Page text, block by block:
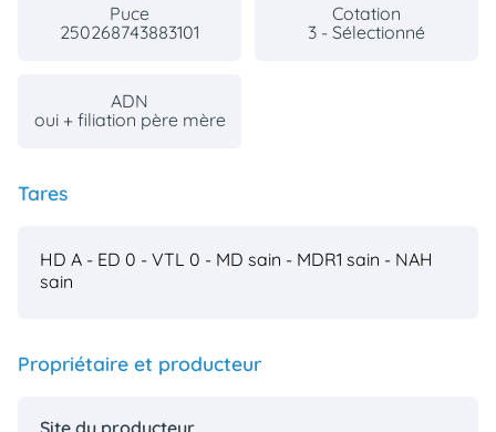
Puce
250268743883101
Cotation
3 - Sélectionné
ADN
oui + filiation père mère
Tares
HD A - ED 0 - VTL 0 - MD sain - MDR1 sain - NAH
sain
Propriétaire et producteur